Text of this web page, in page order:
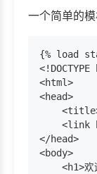
一个简单的模
{% load
<html>
<head>
<link
</head>
<body>
<h1>欢